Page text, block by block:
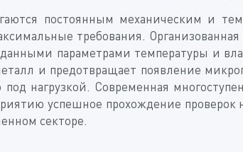
постоянным механическим и
требования.
параметрами температуры и
и предотвращает появление
нагрузкой. Современная
успешное прохождение
секторе.